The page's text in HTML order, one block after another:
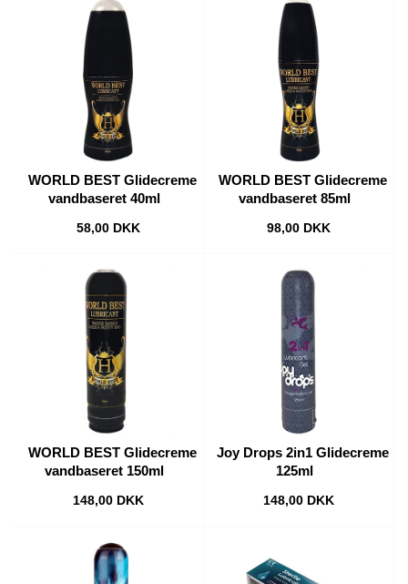
WORLD BEST Glidecreme
vandbaseret 40ml
58,00 DKK
WORLD BEST Glidecreme
vandbaseret 85ml
98,00 DKK
WORLD BEST Glidecreme
vandbaseret 150ml
148,00 DKK
Joy Drops 2in1 Glidecreme
125ml
148,00 DKK